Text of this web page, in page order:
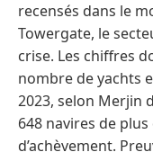
recensés dans le
Towergate, le
crise. Les chiffres
nombre de yachts
2023, selon Merjin
648 navires de
d’achèvement.